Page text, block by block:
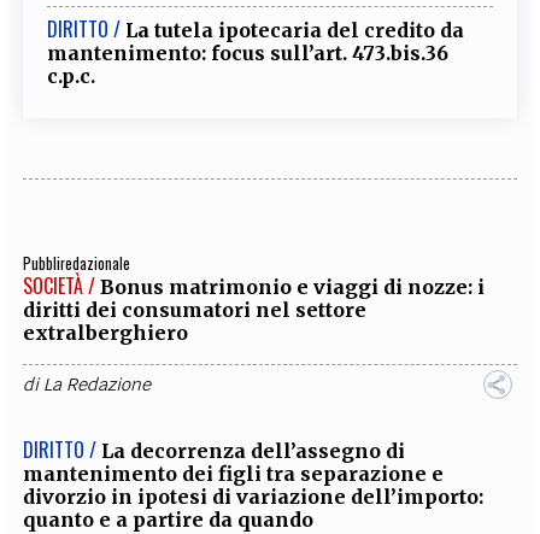
DIRITTO / La tutela ipotecaria del credito da
mantenimento: focus sull’art. 473.bis.36
c.p.c.
Pubbliredazionale
SOCIETÀ / Bonus matrimonio e viaggi di nozze: i
diritti dei consumatori nel settore
extralberghiero
diLa Redazione
DIRITTO / La decorrenza dell’assegno di
mantenimento dei figli tra separazione e
divorzio in ipotesi di variazione dell’importo:
quanto e a partire da quando